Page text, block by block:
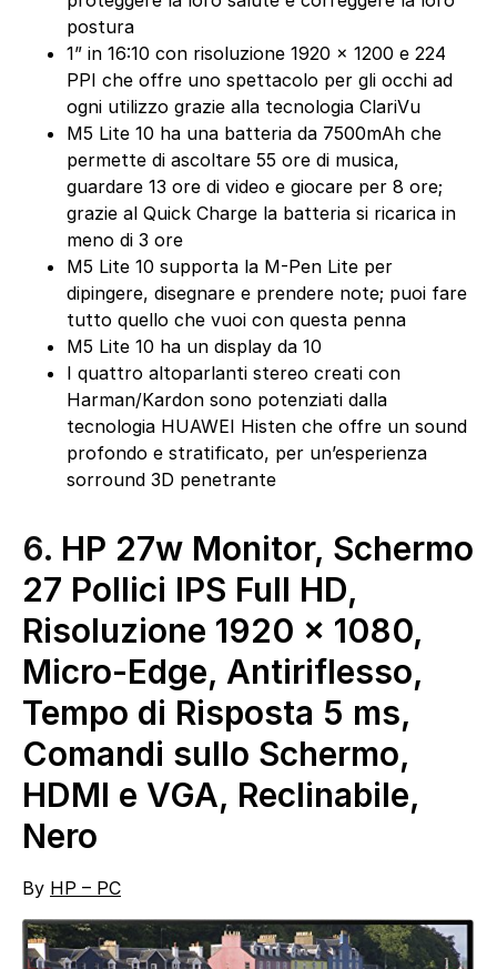
postura
1” in 16:10 con risoluzione 1920 x 1200 e 224
PPI che offre uno spettacolo per gli occhi ad
ogni utilizzo grazie alla tecnologia ClariVu
M5 Lite 10 ha una batteria da 7500mAh che
permette di ascoltare 55 ore di musica,
guardare 13 ore di video e giocare per 8 ore;
grazie al Quick Charge la batteria si ricarica in
meno di 3 ore
M5 Lite 10 supporta la M-Pen Lite per
dipingere, disegnare e prendere note; puoi fare
tutto quello che vuoi con questa penna
M5 Lite 10 ha un display da 10
I quattro altoparlanti stereo creati con
Harman/Kardon sono potenziati dalla
tecnologia HUAWEI Histen che offre un sound
profondo e stratificato, per un’esperienza
sorround 3D penetrante
6. HP 27w Monitor, Schermo
27 Pollici IPS Full HD,
Risoluzione 1920 x 1080,
Micro-Edge, Antiriflesso,
Tempo di Risposta 5 ms,
Comandi sullo Schermo,
HDMI e VGA, Reclinabile,
Nero
By HP – PC